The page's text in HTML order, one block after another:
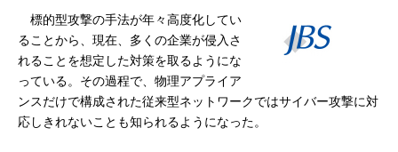
標的型攻撃の手法が年々高度化してい
ることから、現在、多くの企業が侵入さ
れることを想定した対策を取るようにな
っている。その過程で、物理アプライア
ンスだけで構成された従来型ネットワークではサイバー攻撃に対
応しきれないことも知られるようになった。